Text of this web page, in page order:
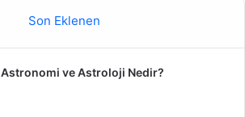
Son Eklenen
Astronomi ve Astroloji Nedir?